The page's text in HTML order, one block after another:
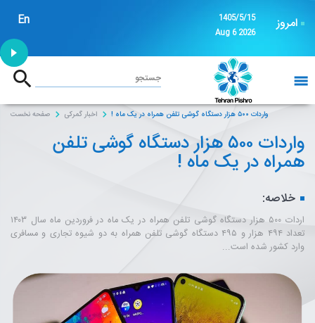
امروز
1405/5/15
Aug 6 2026
En
جستجو
صفحه نخست اخبار گمرکی واردات ۵۰۰ هزار دستگاه گوشی تلفن همراه در یک ماه !
واردات ۵۰۰ هزار دستگاه گوشی تلفن
همراه در یک ماه !
خلاصه:
اردات ۵۰۰ هزار دستگاه گوشی تلفن همراه در یک ماه در فروردین ماه سال ۱۴۰۳
تعداد ۴۹۴ هزار و ۴۹۵ دستگاه گوشی تلفن همراه به دو شیوه تجاری و مسافری
وارد کشور شده است...
1:53